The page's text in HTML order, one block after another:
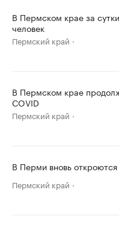
В Пермском крае за
человек
Пермский край
В Пермском крае
COVID
Пермский край
В Перми вновь
Пермский край